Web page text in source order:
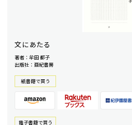
文にあたる
著者：牟田 都子
出版社：亜紀書房
紙書籍で買う
電⼦書籍で買う